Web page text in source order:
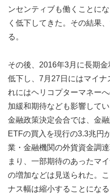
ンセンティブも働くことに
く低下してきた。その結果
る。
その後、2016年3月に長期
低下し、7月27日にはマイナ
れにはヘリコプターマネー
加緩和期待なども影響して
金融政策決定会合では、金
ETFの買入を現行の3.3兆円
業・金融機関の外貨資金調
まり、一部期待のあったマ
の増加などは見送られた。
ナス幅は縮小することにな